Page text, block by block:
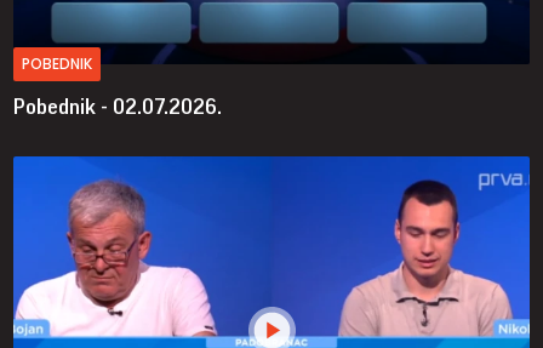
POBEDNIK
Pobednik - 02.07.2026.